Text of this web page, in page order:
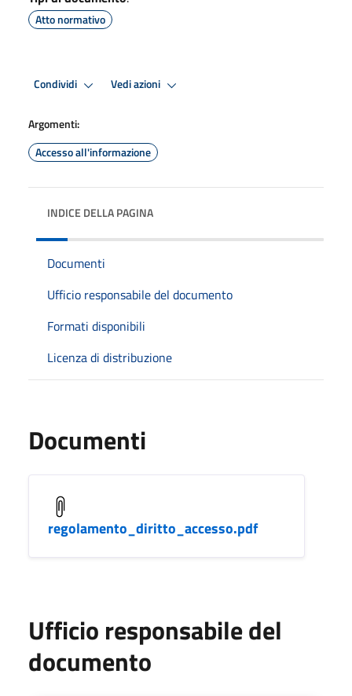
Atto normativo
Condividi Vedi azioni
Argomenti:
Accesso all'informazione
INDICE DELLA PAGINA
Documenti
Ufficio responsabile del documento
Formati disponibili
Licenza di distribuzione
Documenti
regolamento_diritto_accesso.pdf
Ufficio responsabile del
documento